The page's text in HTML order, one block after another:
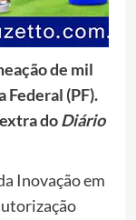
de mil
Federal (PF).
doDiário
Inovação em